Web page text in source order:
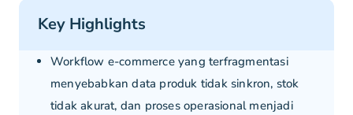
Key Highlights
Workflow e-commerce yang terfragmentasi
menyebabkan data produk tidak sinkron, stok
tidak akurat, dan proses operasional menjadi